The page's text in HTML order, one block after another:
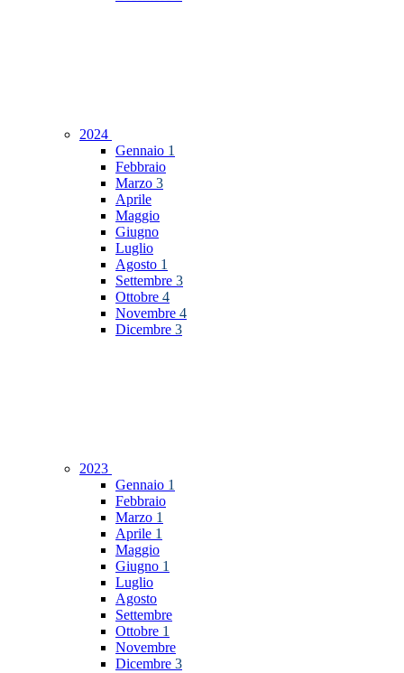
2024
Gennaio 1
Febbraio
Marzo 3
Aprile
Maggio
Giugno
Luglio
Agosto 1
Settembre 3
Ottobre 4
Novembre 4
Dicembre 3
2023
Gennaio 1
Febbraio
Marzo 1
Aprile 1
Maggio
Giugno 1
Luglio
Agosto
Settembre
Ottobre 1
Novembre
Dicembre 3